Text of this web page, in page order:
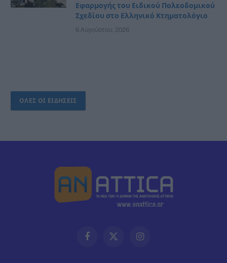
Εφαρμογής του Ειδικού Πολεοδομικού
Σχεδίου στο Ελληνικό Κτηματολόγιο
6 Αυγούστου, 2026
ΟΛΕΣ ΟΙ ΕΙΔΗΣΕΙΣ
FacebookX
Instagram